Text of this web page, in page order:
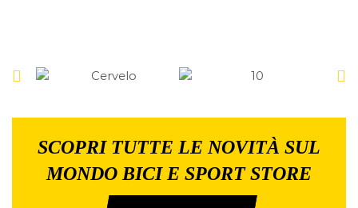
SCOPRI TUTTE LE NOVITÀ SUL
MONDO BICI E SPORT STORE